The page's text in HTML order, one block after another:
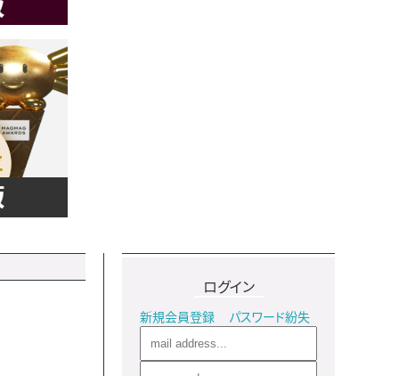
ログイン
新規会員登録 パスワード紛失